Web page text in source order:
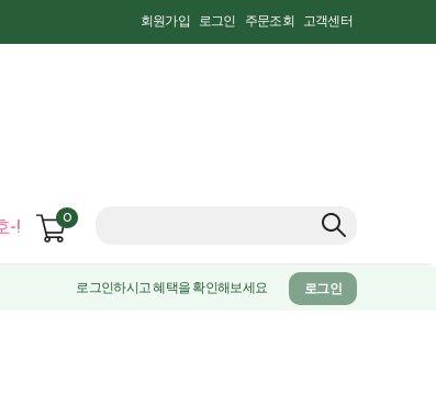
회원가입 로그인 주문조회 고객센터
-! 0
로그인하시고 혜택을 확인해보세요 로그인